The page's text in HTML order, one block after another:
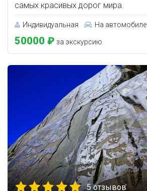
самых красивых дорог мира.
Индивидуальная На автомобиле
50000 ₽ за экскурсию
5 отзывов